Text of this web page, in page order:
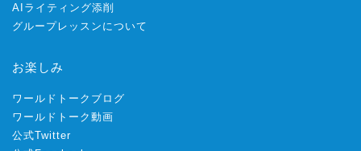
AIライティング添削
グループレッスンについて
お楽しみ
ワールドトークブログ
ワールドトーク動画
公式Twitter